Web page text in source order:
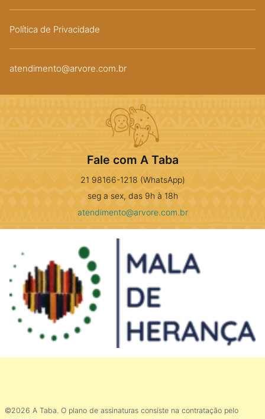
Política de Privacidade
atendimento@arvore.com.br
Fale com A Taba
21 98166-1218 (WhatsApp)
seg a sex, das 9h à 18h
atendimento@arvore.com.br
©2026 A Taba. O plano de assinaturas consiste na contratação pelo